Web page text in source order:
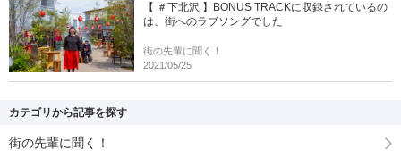
【 ＃下北沢 】BONUS TRACKに収録されているの
は、街へのラブソングでした
街の先輩に聞く！
2021/05/25
カテゴリから記事を探す
街の先輩に聞く！